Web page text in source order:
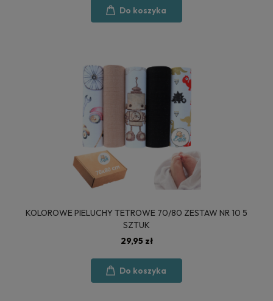
Do koszyka
KOLOROWE PIELUCHY TETROWE 70/80 ZESTAW NR 10 5
SZTUK
29,95 zł
Do koszyka